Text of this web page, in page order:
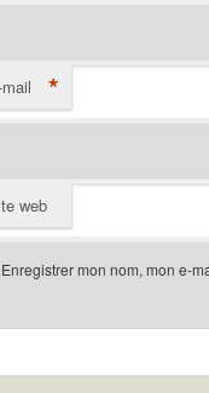
*
web
Enregistrer mon nom, mon e-